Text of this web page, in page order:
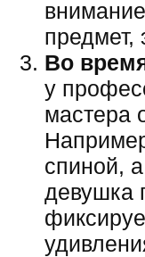
предмет,
Во
у
мастера
спиной,
девушка